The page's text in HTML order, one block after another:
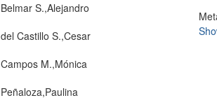
Belmar S.,Alejandro
del Castillo S.,Cesar
Campos M.,Mónica
Peñaloza,Paulina